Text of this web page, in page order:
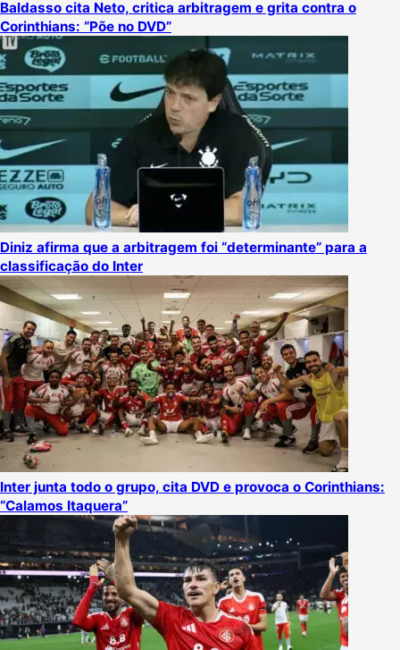
Baldasso cita Neto, critica arbitragem e grita contra o
Corinthians: “Põe no DVD”
Diniz afirma que a arbitragem foi “determinante” para a
classificação do Inter
Inter junta todo o grupo, cita DVD e provoca o Corinthians:
“Calamos Itaquera”